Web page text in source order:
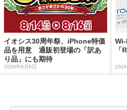
イオシス30周年祭、iPhone特価
品を用意 通販初登場の「訳あ
り品」にも期待
2026年8月6日